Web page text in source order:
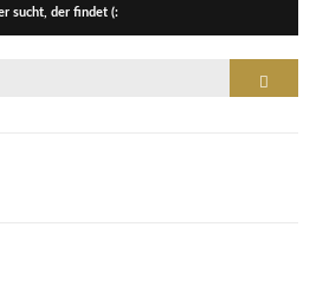
sucht, der findet (: